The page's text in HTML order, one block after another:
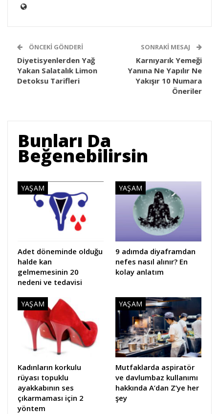
ÖNCEKI GÖNDERI
Diyetisyenlerden Yağ
Yakan Salatalık Limon
Detoksu Tarifleri
SONRAKI MESAJ
Karnıyarık Yemeği
Yanına Ne Yapılır Ne
Yakışır 10 Numara
Öneriler
Bunları Da
Beğenebilirsin
YAŞAM
Adet döneminde olduğu
halde kan
gelmemesinin 20
nedeni ve tedavisi
YAŞAM
9 adımda diyaframdan
nefes nasıl alınır? En
kolay anlatım
YAŞAM
Kadınların korkulu
rüyası topuklu
ayakkabının ses
çıkarmaması için 2
yöntem
YAŞAM
Mutfaklarda aspiratör
ve davlumbaz kullanımı
hakkında A’dan Z’ye her
şey